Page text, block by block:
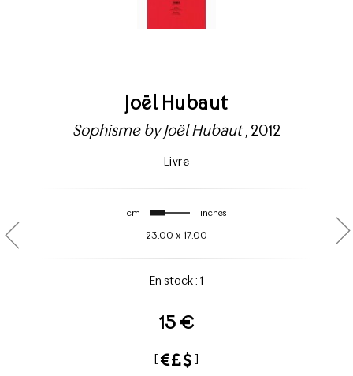
Joël Hubaut
Sophisme by Joël Hubaut, 2012
Livre
cm inches
23.00 x 17.00
En stock : 1
15 €
[ ]